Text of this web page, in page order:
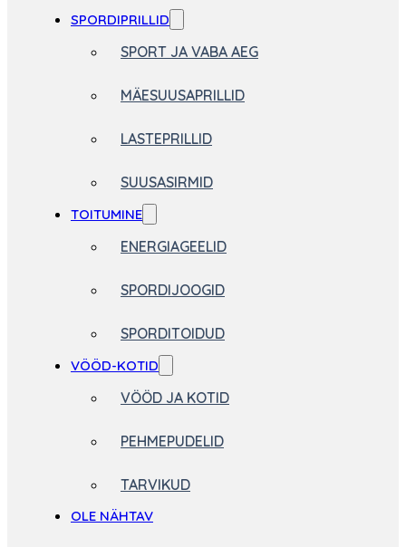
SPORDIPRILLID
SPORT JA VABA AEG
MÄESUUSAPRILLID
LASTEPRILLID
SUUSASIRMID
TOITUMINE
ENERGIAGEELID
SPORDIJOOGID
SPORDITOIDUD
VÖÖD-KOTID
VÖÖD JA KOTID
PEHMEPUDELID
TARVIKUD
OLE NÄHTAV